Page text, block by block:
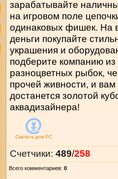
зарабатывайте
на игровом поле
одинаковых фишек. На
деньги покупайте
украшения и
подберите компанию из
разноцветных рыбок,
прочей живности, и вам
достанется золотой
аквадизайнера!
Скачать дляPC
Счетчики: 489/258
Всего комментариев: 0